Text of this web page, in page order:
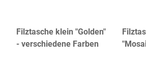
Filztasche klein "Golden"
- verschiedene Farben